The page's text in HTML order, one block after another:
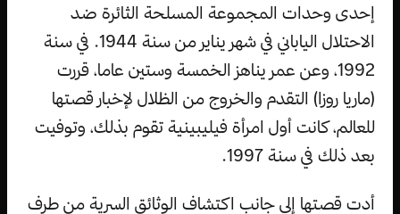
إحدى وحدات المجموعة المسلحة الثائرة ضد
الاحتلال الياباني في شهر يناير من سنة 1944. في سنة
1992، وعن عمر يناهز الخمسة وستين عاما، قررت
(ماريا روزا) التقدم والخروج من الظلال لإخبار قصتها
للعالم، كانت أول امرأة فيليبينية تقوم بذلك، وتوفيت
بعد ذلك في سنة 1997.
أدت قصتها إلى جانب اكتشاف الوثائق السرية من طرف